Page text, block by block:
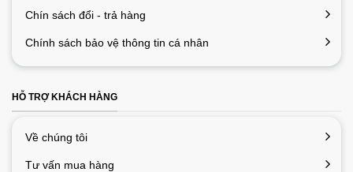
Chín sách đổi - trả hàng
Chính sách bảo vệ thông tin cá nhân
HỖ TRỢ KHÁCH HÀNG
Về chúng tôi
Tư vấn mua hàng